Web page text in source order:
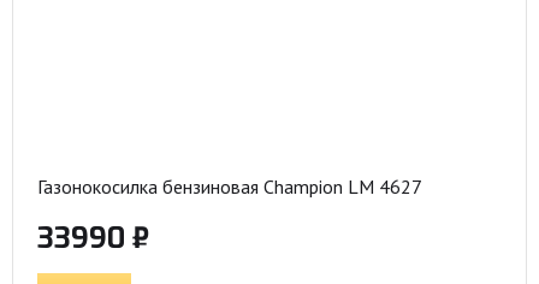
Газонокосилка бензиновая Champion LM 4627
33990 ₽